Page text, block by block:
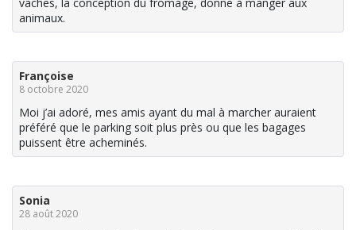
animaux.
Françoise
8 octobre 2020
Moi j’ai adoré, mes amis ayant du mal à marcher auraient
préféré que le parking soit plus près ou que les bagages
puissent être acheminés.
Sonia
28 août 2020